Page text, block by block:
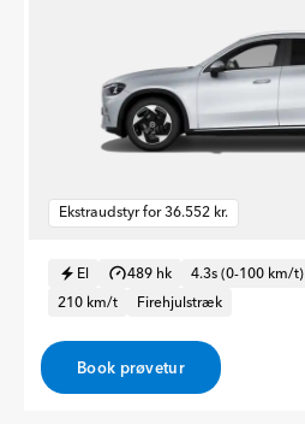
Ekstraudstyr for 36.552 kr.
El 489 hk
4.3s (0-100 km/t)
210 km/t
Firehjulstræk
Book prøvetur